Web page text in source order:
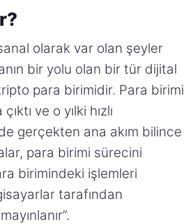
olarak var olan şeyler
bir yolu olan bir tür dijital
para birimidir. Para birimi
ve o yılki hızlı
gerçekten ana akım bilince
para birimi sürecini
birimindeki işlemleri
tarafından